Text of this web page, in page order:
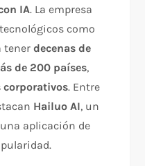
IA. La empresa
como
tenerdecenas de
de 200 países,
corporativos. Entre
Hailuo AI, un
una aplicación de